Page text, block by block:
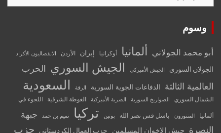
وسوم
أبو محمد الجولاني ألمانيا أوكرانيا إيران الأردن الانفصاليون الأكراد
الجولان السوري الجيش الأميركي الجيش السوري الحرب
العالمية الثالثة
الدفاعات الجوية السورية الرقة السعودية
الشمال السوري الصواريخ السورية الضربة الأميركية الغوطة الشرقية اللجوء في
ألمانيا المتنورون باسل قس نصر الله بوتين تركيا تميم بن حمد
جبهة
النصرة
جيش الإخوان المسلمين حزب العمال الكردستاني حزب